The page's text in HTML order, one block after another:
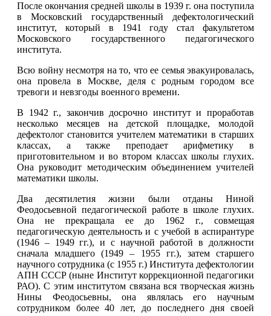
После окончания средней школы в 1939 г. она поступила
в Московский государственный дефектологический
институт, который в 1941 году стал факультетом
Московского государственного педагогического
института.
Всю войну несмотря на то, что ее семья эвакуировалась,
она провела в Москве, деля с родным городом все
тревоги и невзгоды военного времени.
В 1942 г., закончив досрочно институт и проработав
несколько месяцев на детской площадке, молодой
дефектолог становится учителем математики в старших
классах, а также преподает арифметику в
приготовительном и во втором классах школы глухих.
Она руководит методическим объединением учителей
математики школы.
Два десятилетия жизни были отданы Ниной
Феодосьевной педагогической работе в школе глухих.
Она не прекращала ее до 1962 г., совмещая
педагогическую деятельность и с учебой в аспирантуре
(1946 – 1949 гг.), и с научной работой в должности
сначала младшего (1949 – 1955 гг.), затем старшего
научного сотрудника (с 1955 г.) Института дефектологии
АПН СССР (ныне Институт коррекционной педагогики
РАО). С этим институтом связана вся творческая жизнь
Нины Феодосьевны, она являлась его научным
сотрудником более 40 лет, до последнего дня своей